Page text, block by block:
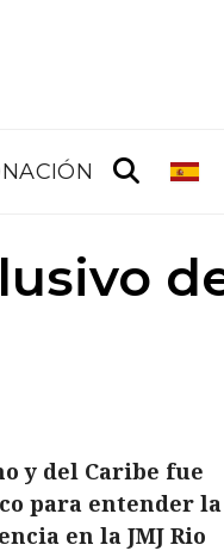
y del Caribe fue
para entender la
en la JMJ Rio